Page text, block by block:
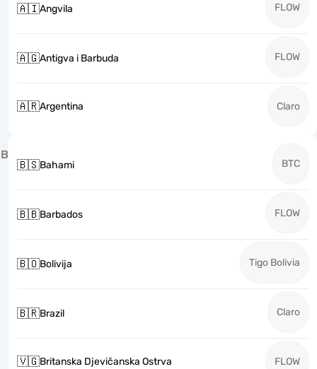
🇦🇮Angvila FLOW
🇦🇬Antigva i Barbuda FLOW
🇦🇷Argentina Claro
B
🇧🇸Bahami BTC
🇧🇧Barbados FLOW
🇧🇴Bolivija Tigo Bolivia
🇧🇷Brazil Claro
🇻🇬Britanska Djevičanska Ostrva FLOW